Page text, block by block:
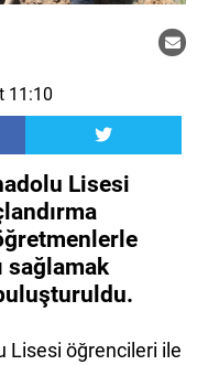
11:10
Lisesi
sağlamak
Lisesi öğrencileri ile